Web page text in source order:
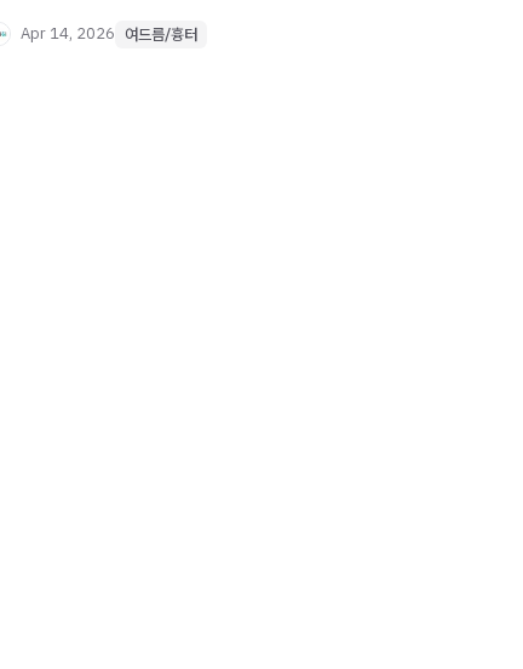
Apr 14, 2026 여드름/흉터